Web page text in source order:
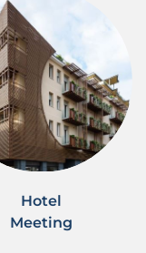
Hotel
Meeting